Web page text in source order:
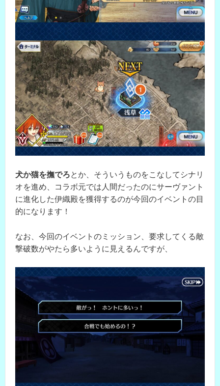
犬か猫を撫でろとか、そういうものをこなしてシナリ
オを進め、コラボ元では人間だったのにサーヴァント
に進化した伊織殿を獲得するのが今回のイベントの目
的になります！
なお、今回のイベントのミッション、要求してくる敵
撃破数がやたら多いように見えるんですが、